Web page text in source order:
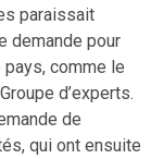
paraissait
demande pour
comme le
d’experts.
de
qui ont ensuite